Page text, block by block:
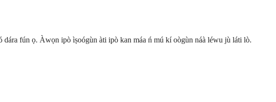
fún ọ. Àwọn ipò ìṣoógùn àti ipò kan máa ń mú kí oògùn náà léwu jù láti lò.